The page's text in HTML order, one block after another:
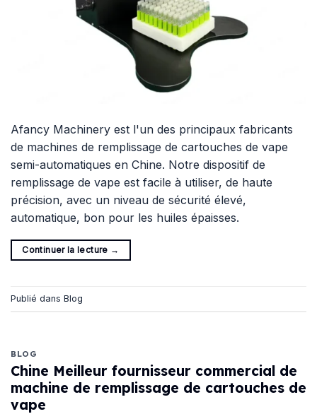
Afancy Machinery est l'un des principaux fabricants
de machines de remplissage de cartouches de vape
semi-automatiques en Chine. Notre dispositif de
remplissage de vape est facile à utiliser, de haute
précision, avec un niveau de sécurité élevé,
automatique, bon pour les huiles épaisses.
Continuer la lecture →
Publié dans Blog
BLOG
Chine Meilleur fournisseur commercial de
machine de remplissage de cartouches de
vape